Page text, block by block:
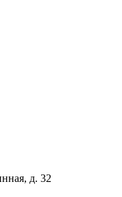
д. 32